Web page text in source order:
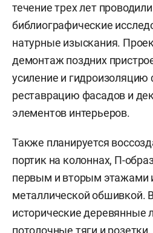
течение трех лет
библиографические
натурные изыскания.
демонтаж поздних
усиление и гидроизоляцию
реставрацию фасадов и
элементов интерьеров.
Также планируется
портик на колоннах, П-
первым и вторым этажами
металлической обшивкой.
исторические деревянные
потолочные тяги и